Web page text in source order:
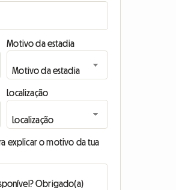
Motivo da estadia
Localização
explicar o motivo da tua